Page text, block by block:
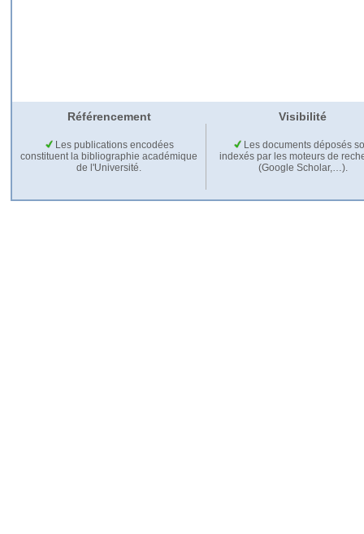
Référencement Visibilité
Les publications encodées
constituent la bibliographie académique
de l'Université.
Les documents déposés
indexés par les moteurs de
(Google Scholar,…).